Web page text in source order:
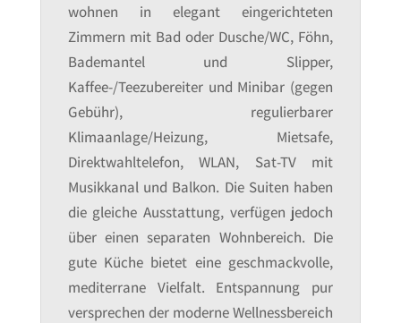
wohnen in elegant eingerichteten
Zimmern mit Bad oder Dusche/WC, Föhn,
Bademantel und Slipper,
Kaffee-/Teezubereiter und Minibar (gegen
Gebühr), regulierbarer
Klimaanlage/Heizung, Mietsafe,
Direktwahltelefon, WLAN, Sat-TV mit
Musikkanal und Balkon. Die Suiten haben
die gleiche Ausstattung, verfügen jedoch
über einen separaten Wohnbereich. Die
gute Küche bietet eine geschmackvolle,
mediterrane Vielfalt. Entspannung pur
versprechen der moderne Wellnessbereich